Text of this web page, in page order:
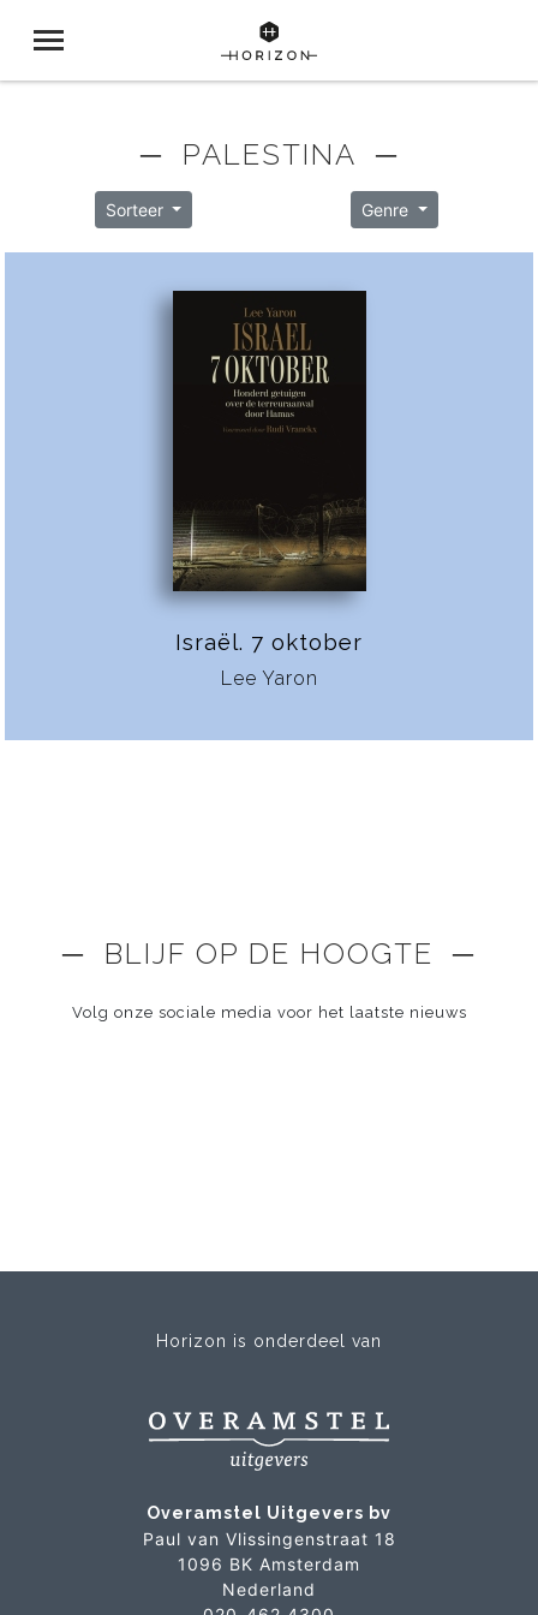
─ PALESTINA ─
Sorteer Genre
Israël. 7 oktober
Lee Yaron
─ BLIJF OP DE HOOGTE ─
Volg onze sociale media voor het laatste nieuws
Horizon is onderdeel van
Overamstel Uitgevers bv
Paul van Vlissingenstraat 18
1096 BK Amsterdam
Nederland